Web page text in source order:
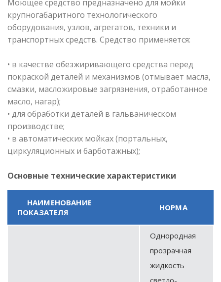
Моющее средство предназначено для мойки
крупногабаритного технологического
оборудования, узлов, агрегатов, техники и
транспортных средств. Средство применяется:
• в качестве обезжиривающего средства перед
покраской деталей и механизмов (отмывает масла,
смазки, масложировые загрязнения, отработанное
масло, нагар);
• для обработки деталей в гальваническом
производстве;
• в автоматических мойках (портальных,
циркуляционных и барботажных);
Основные технические характеристики
НАИМЕНОВАНИЕ
ПОКАЗАТЕЛЯ
НОРМА
Однородная
прозрачная
жидкость
светло-